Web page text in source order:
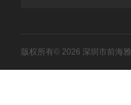
版权所有© 2026 深圳市前海